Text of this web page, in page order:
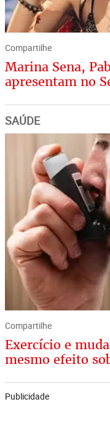
Compartilhe
Marina Sena,
apresentam no
SAÚDE
Compartilhe
Exercício e
mesmo efeito
Publicidade